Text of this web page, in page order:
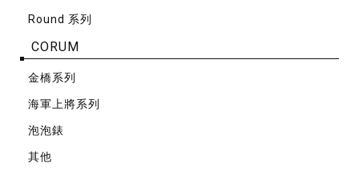
Round 系列
CORUM
⾦橋系列
海軍上將系列
泡泡錶
其他